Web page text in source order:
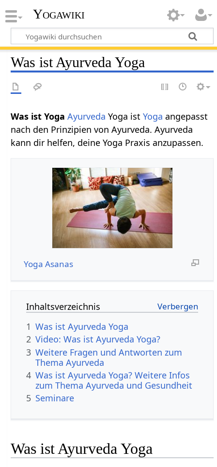
Yogawiki
Was ist Ayurveda Yoga
Was ist Yoga Ayurveda Yoga istYoga angepasst
nach den Prinzipien von Ayurveda. Ayurveda
kann dir helfen, deine Yoga Praxis anzupassen.
Yoga Asanas
Inhaltsverzeichnis
1 Was ist Ayurveda Yoga
2 Video: Was ist Ayurveda Yoga?
3 Weitere Fragen und Antworten zum
Thema Ayurveda
4 Was ist Ayurveda Yoga? Weitere Infos
zum Thema Ayurveda und Gesundheit
5 Seminare
Was ist Ayurveda Yoga